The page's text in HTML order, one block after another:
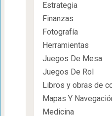
Estrategia
Finanzas
Fotografía
Herramientas
Juegos De Mesa
Juegos De Rol
Libros y obras de
Mapas Y
Medicina